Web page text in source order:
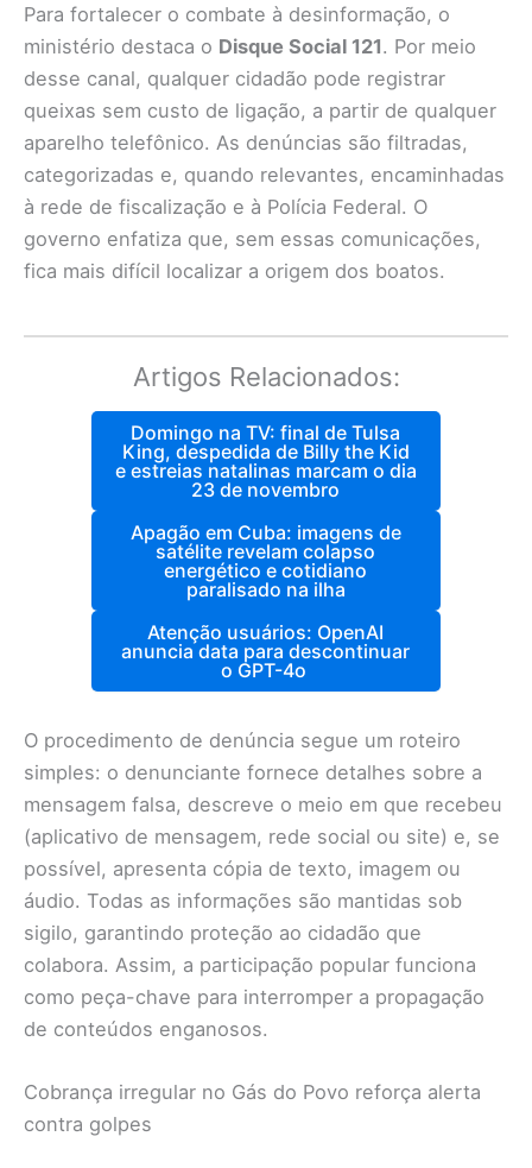
Para fortalecer o combate à desinformação, o
ministério destaca o Disque Social 121. Por meio
desse canal, qualquer cidadão pode registrar
queixas sem custo de ligação, a partir de qualquer
aparelho telefônico. As denúncias são filtradas,
categorizadas e, quando relevantes, encaminhadas
à rede de fiscalização e à Polícia Federal. O
governo enfatiza que, sem essas comunicações,
fica mais difícil localizar a origem dos boatos.
Artigos Relacionados:
Domingo na TV: final de Tulsa
King, despedida de Billy the Kid
e estreias natalinas marcam o dia
23 de novembro
Apagão em Cuba: imagens de
satélite revelam colapso
energético e cotidiano
paralisado na ilha
Atenção usuários: OpenAI
anuncia data para descontinuar
o GPT-4o
O procedimento de denúncia segue um roteiro
simples: o denunciante fornece detalhes sobre a
mensagem falsa, descreve o meio em que recebeu
(aplicativo de mensagem, rede social ou site) e, se
possível, apresenta cópia de texto, imagem ou
áudio. Todas as informações são mantidas sob
sigilo, garantindo proteção ao cidadão que
colabora. Assim, a participação popular funciona
como peça-chave para interromper a propagação
de conteúdos enganosos.
Cobrança irregular no Gás do Povo reforça alerta
contra golpes